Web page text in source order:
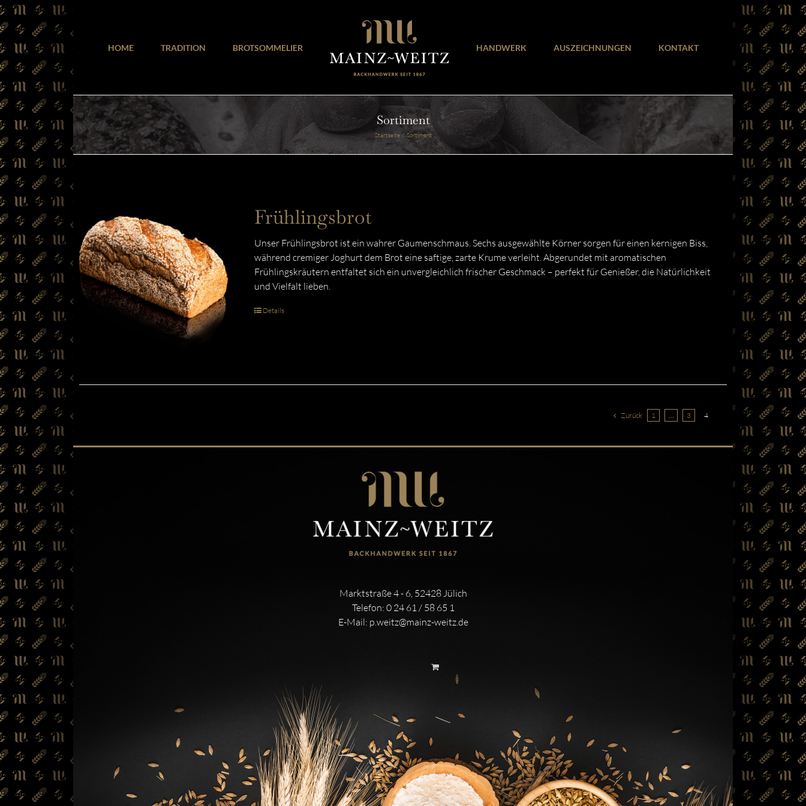
Zum
Inhalt
springen
HOME TRADITION BROTSOMMELIER HANDWERK AUSZEICHNUNGEN KONTAKT
Sortiment
Startseite Sortiment
Frühlingsbrot
Unser Frühlingsbrot ist ein wahrer Gaumenschmaus. Sechs ausgewählte Körner sorgen für einen kernigen Biss,
während cremiger Joghurt dem Brot eine saftige, zarte Krume verleiht. Abgerundet mit aromatischen
Frühlingskräutern entfaltet sich ein unvergleichlich frischer Geschmack – perfekt für Genießer, die Natürlichkeit
und Vielfalt lieben.
Details
Zurück 1 … 3 4
Marktstraße 4 - 6, 52428 Jülich
Telefon: 0 24 61 / 58 65 1
E-Mail: p.weitz@mainz-weitz.de